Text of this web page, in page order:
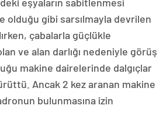
olduğu gibi sarsılmayla devrilen
çabalarla güçlükle
ve alan darlığı nedeniyle görüş
makine dairelerinde dalgıçlar
Ancak 2 kez aranan makine
bulunmasına izin